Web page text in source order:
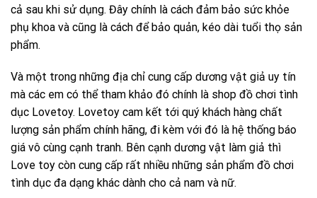
cả sau khi sử dụng. Đây chính là cách đảm bảo sức khỏe
phụ khoa và cũng là cách để bảo quản, kéo dài tuổi thọ sản
phẩm.
Và một trong những địa chỉ cung cấp dương vật giả uy tín
mà các em có thể tham khảo đó chính là shop đồ chơi tình
dục Lovetoy. Lovetoy cam kết tới quý khách hàng chất
lượng sản phẩm chính hãng, đi kèm với đó là hệ thống báo
giá vô cùng cạnh tranh. Bên cạnh dương vật làm giả thì
Love toy còn cung cấp rất nhiều những sản phẩm đồ chơi
tình dục đa dạng khác dành cho cả nam và nữ.